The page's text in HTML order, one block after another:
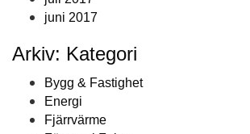
juni 2017
Arkiv: Kategori
Bygg & Fastighet
Energi
Fjärrvärme